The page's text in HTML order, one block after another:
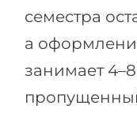
семестра
а
занимает 4–8